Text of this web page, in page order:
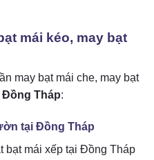
mái kéo, may bạt
may bạt mái che, may bạt
Đồng Tháp:
tại Đồng Tháp
bạt mái xếp tại Đồng Tháp